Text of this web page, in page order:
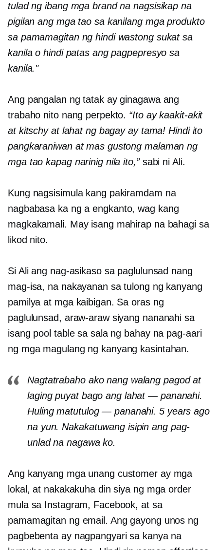
tulad ng ibang mga brand na nagsisikap na
pigilan ang mga tao sa kanilang mga produkto
sa pamamagitan ng hindi wastong sukat sa
kanila o hindi patas ang pagpepresyo sa
kanila."
Ang pangalan ng tatak ay ginagawa ang
trabaho nito nang perpekto. “Ito ay kaakit-akit
at kitschy at lahat ng bagay ay tama! Hindi ito
pangkaraniwan at mas gustong malaman ng
mga tao kapag narinig nila ito,”sabi ni Ali.
Kung nagsisimula kang pakiramdam na
nagbabasa ka ng aengkanto, wag kang
magkakamali. May isang mahirap na bahagi sa
likod nito.
Si Ali ang nag-asikaso sa paglulunsad nang
mag-isa, na nakayanan sa tulong ng kanyang
pamilya at mga kaibigan. Sa oras ng
paglulunsad, araw-araw siyang nananahi sa
isang pool table sa sala ng bahay na pag-aari
ng mga magulang ng kanyang kasintahan.
Nagtatrabaho ako nang walang pagod at
laging puyat bago ang lahat — pananahi.
Huling matutulog — pananahi. 5 years ago
na yun. Nakakatuwang isipin ang pag-
unlad na nagawa ko.
Ang kanyang mga unang customer ay mga
lokal, at nakakakuha din siya ng mga order
mula sa Instagram, Facebook, at sa
pamamagitan ng email. Ang gayong unos ng
pagbebenta ay nagpangyari sa kanya na